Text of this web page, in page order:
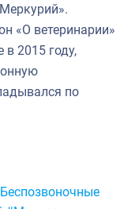
«О ветеринарии»
2015 году,
по